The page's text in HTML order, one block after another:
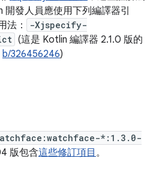
發人員應使用下列編譯器引
法：
-Xjspecify-
(這是 Kotlin 編譯器 2.1.0 版的
b/326456246)
*:1.3.0-
版包含這些修訂項目 。